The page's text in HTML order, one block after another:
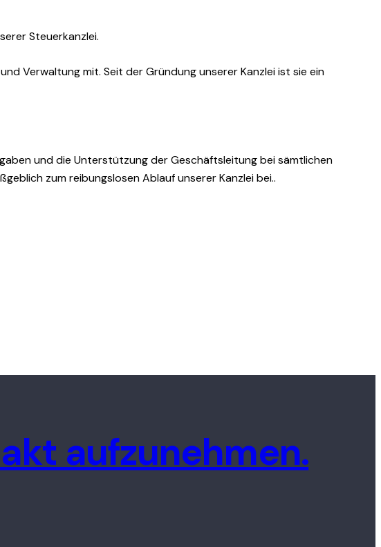
Steuerkanzlei.
Verwaltung mit. Seit der Gründung unserer Kanzlei ist sie ein
und die Unterstützung der Geschäftsleitung bei sämtlichen
zum reibungslosen Ablauf unserer Kanzlei bei..
aufzunehmen.